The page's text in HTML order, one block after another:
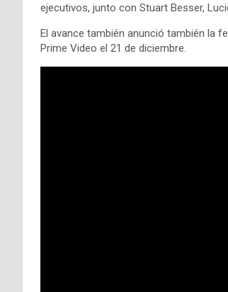
ejecutivos, junto con Stuart Besser,
El avance también anunció también la
Prime Video el 21 de diciembre.